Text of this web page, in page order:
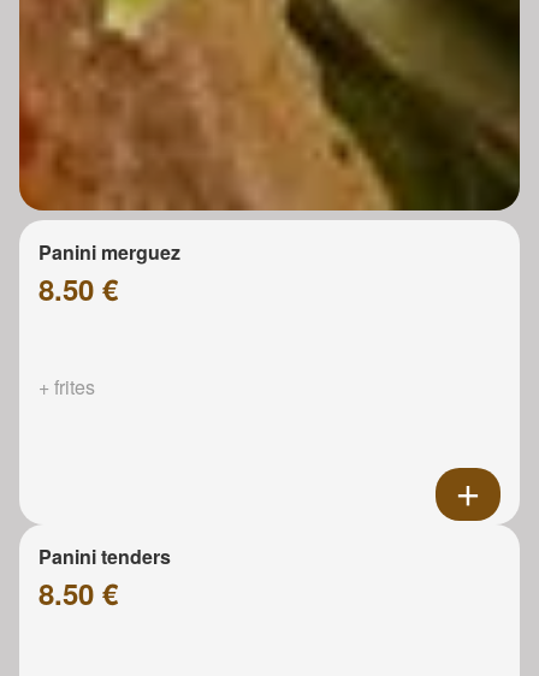
Panini merguez
8.50 €
+ frites
Panini tenders
8.50 €